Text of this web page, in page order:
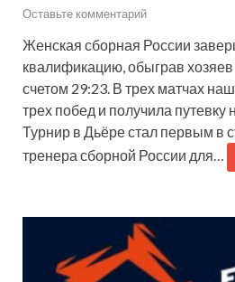
Оставьте комментарий
Женская сборная России
квалификацию, обыграв
счетом 29:23. В трех матчах
трех побед и получила путевку
Турнир в Дьёре стал первым в
тренера сборной России для…